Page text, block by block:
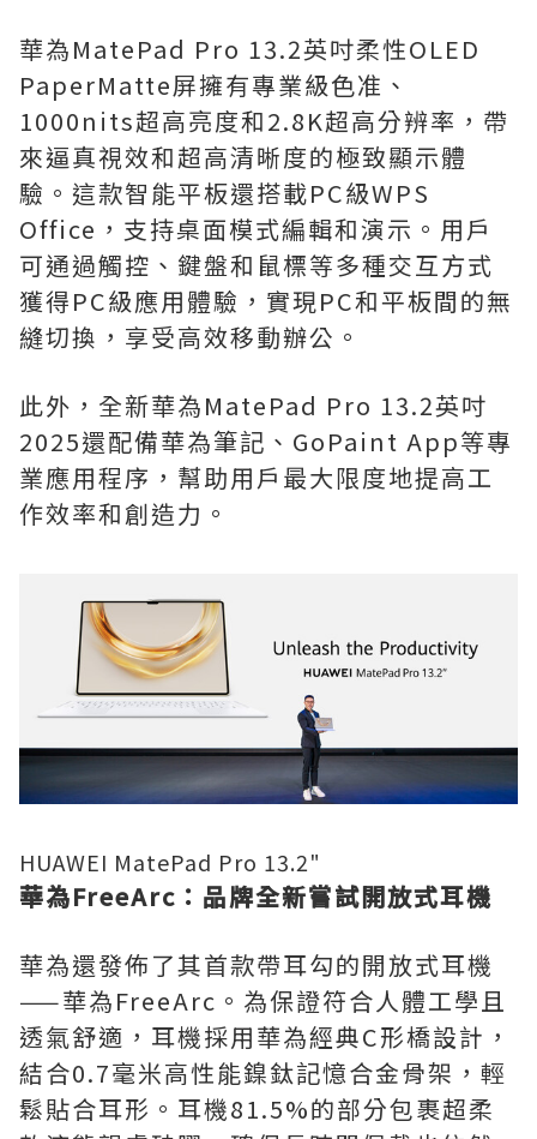
華為MatePad Pro 13.2英吋柔性OLED
PaperMatte屏擁有專業級色准、
1000nits超高亮度和2.8K超高分辨率，帶
來逼真視效和超高清晰度的極致顯示體
驗。這款智能平板還搭載PC級WPS
Office，支持桌面模式編輯和演示。用戶
可通過觸控、鍵盤和鼠標等多種交互方式
獲得PC級應用體驗，實現PC和平板間的無
縫切換，享受高效移動辦公。
此外，全新華為MatePad Pro 13.2英吋
2025還配備華為筆記、GoPaint App等專
業應用程序，幫助用戶最大限度地提高工
作效率和創造力。
HUAWEI MatePad Pro 13.2"
華為FreeArc：品牌全新嘗試開放式耳機
華為還發佈了其首款帶耳勾的開放式耳機
——華為FreeArc。為保證符合人體工學且
透氣舒適，耳機採用華為經典C形橋設計，
結合0.7毫米高性能鎳鈦記憶合金骨架，輕
鬆貼合耳形。耳機81.5%的部分包裹超柔